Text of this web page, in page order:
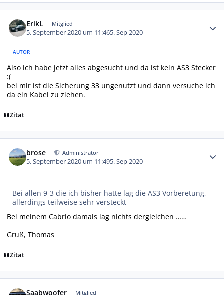
ErikL Mitglied
5. September 2020 um 11:465. Sep 2020
AUTOR
Also ich habe jetzt alles abgesucht und da ist kein AS3 Stecker
:(
bei mir ist die Sicherung 33 ungenutzt und dann versuche ich
da ein Kabel zu ziehen.
Zitat
brose Administrator
5. September 2020 um 11:495. Sep 2020
Bei allen 9-3 die ich bisher hatte lag die AS3 Vorberetung,
allerdings teilweise sehr versteckt
Bei meinem Cabrio damals lag nichts dergleichen ……
Gruß, Thomas
Zitat
Saabwoofer Mitglied